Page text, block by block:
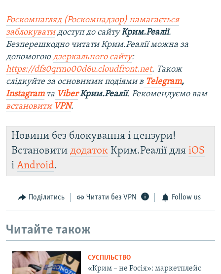
Роскомнагляд (Роскомнадзор) намагається
заблокуватидоступ до сайтуКрим.Реалії.
Безперешкодно читати Крим.Реалії можна за
допомогою дзеркального сайту:
https://dfs0qrmo00d6u.cloudfront.net. Також
слідкуйте за основними подіями в Telegram,
Instagramта ViberКрим.Реалії. Рекомендуємо вам
встановити VPN.
Новини без блокування і цензури!
Встановити додаток Крим.Реалії для iOS
і Android.
Поділитись Читати без VPN Follow us
Читайте також
СУСПІЛЬСТВО
«Крим – не Росія»: маркетплейс